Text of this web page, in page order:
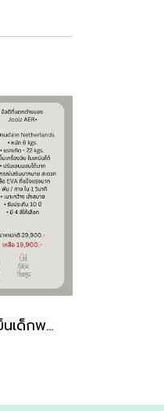
Joolz - AER+ รถเข็นเด็กพรีเมี่ยมน้ำหนักเบา